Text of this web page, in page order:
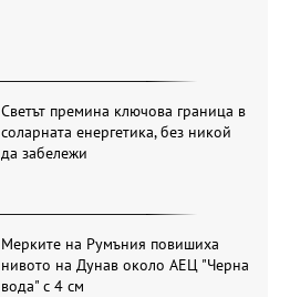
Светът премина ключова граница в
соларната енергетика, без никой
да забележи
Мерките на Румъния повишиха
нивото на Дунав около АЕЦ "Черна
вода" с 4 см